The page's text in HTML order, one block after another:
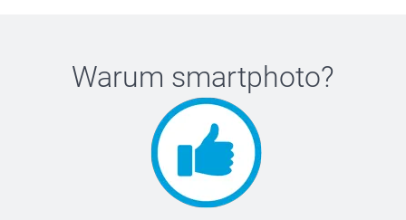
Warum smartphoto?